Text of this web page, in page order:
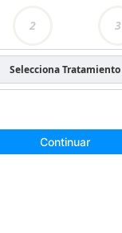
2 3
Selecciona Tratamiento
Continuar